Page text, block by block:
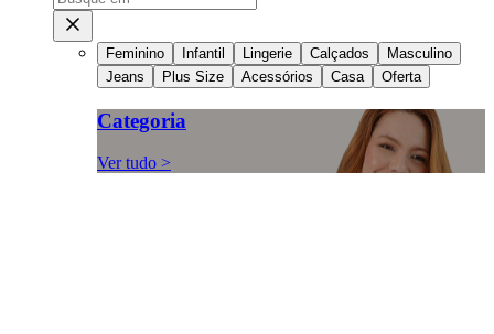
Feminino Infantil Lingerie Calçados
Masculino
Jeans
Plus Size Acessórios Casa Oferta
Categoria
Ver tudo >